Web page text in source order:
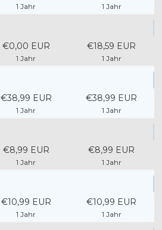
1 Jahr 1 Jahr
€0,00 EUR
1 Jahr
€18,59 EUR
1 Jahr
€38,99 EUR
1 Jahr
€38,99 EUR
1 Jahr
€8,99 EUR
1 Jahr
€8,99 EUR
1 Jahr
€10,99 EUR
1 Jahr
€10,99 EUR
1 Jahr